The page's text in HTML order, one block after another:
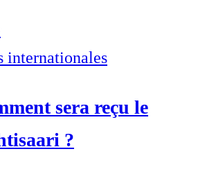
internationales
sera reçu le
?